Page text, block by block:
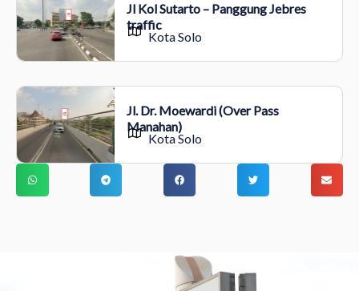
Jl Kol Sutarto – Panggung Jebres
traffic
Kota Solo
Jl. Dr. Moewardi (Over Pass
Manahan)
Kota Solo